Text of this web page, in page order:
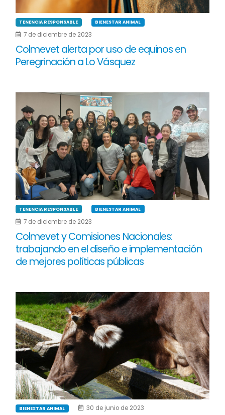
TENENCIA RESPONSABLE BIENESTAR ANIMAL
7 de diciembre de 2023
Colmevet alerta por uso de equinos en
Peregrinación a Lo Vásquez
TENENCIA RESPONSABLE BIENESTAR ANIMAL
7 de diciembre de 2023
Colmevet y Comisiones Nacionales:
trabajando en el diseño e implementación
de mejores políticas públicas
BIENESTAR ANIMAL 30 de junio de 2023